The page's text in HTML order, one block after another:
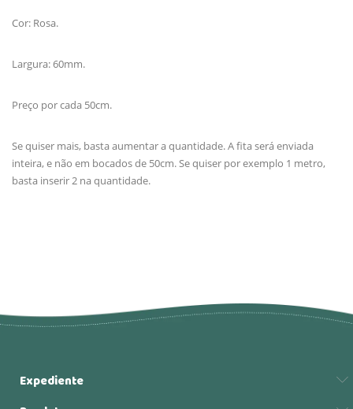
Cor: Rosa.
Largura: 60mm.
Preço por cada 50cm.
Se quiser mais, basta aumentar a quantidade. A fita será enviada
inteira, e não em bocados de 50cm. Se quiser por exemplo 1 metro,
basta inserir 2 na quantidade.
Expediente